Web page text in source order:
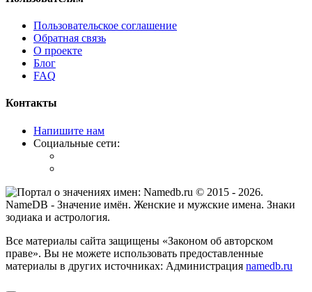
Пользовательское соглашение
Обратная связь
О проекте
Блог
FAQ
Контакты
Напишите нам
Социальные сети:
© 2015 - 2026.
NameDB - Значение имён. Женские и мужские имена. Знаки
зодиака и астрология.
Все материалы сайта защищены «Законом об авторском
праве». Вы не можете использовать предоставленные
материалы в других источниках: Администрация namedb.ru